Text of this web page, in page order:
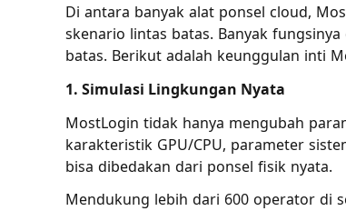
Di antara banyak alat ponsel cloud,
skenario lintas batas. Banyak
batas. Berikut adalah keunggulan inti
1. Simulasi Lingkungan Nyata
MostLogin tidak hanya mengubah
karakteristik GPU/CPU, parameter
bisa dibedakan dari ponsel fisik nyata.
Mendukung lebih dari 600 operator di